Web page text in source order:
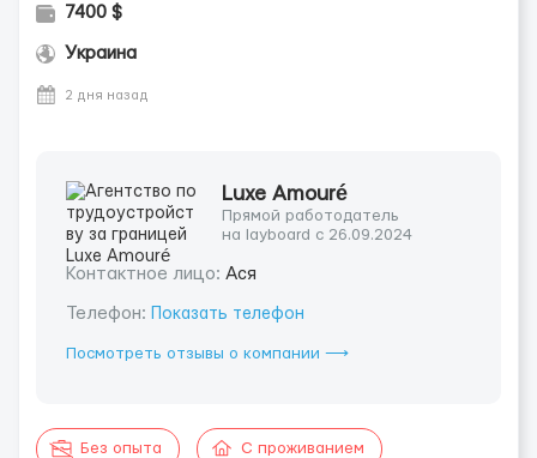
7400 $
Украина
2 дня назад
Luxe Amouré
Прямой работодатель
на layboard с 26.09.2024
Контактное лицо: Ася
Телефон: Показать телефон
Посмотреть отзывы о компании ⟶
Без опыта С проживанием